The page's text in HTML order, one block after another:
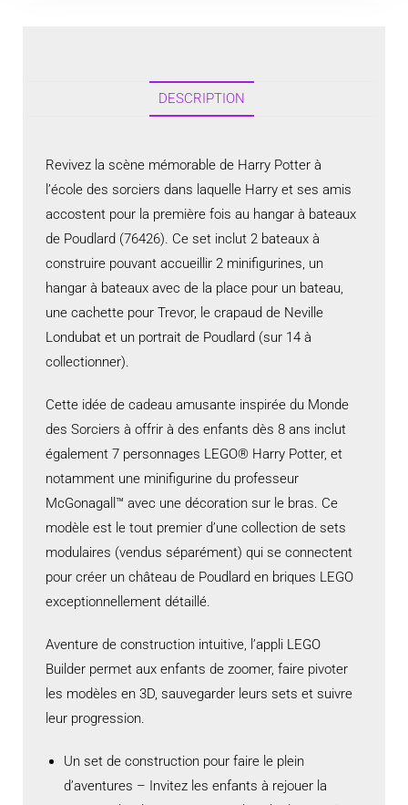
DESCRIPTION
Revivez la scène mémorable de Harry Potter à
l’école des sorciers dans laquelle Harry et ses amis
accostent pour la première fois au hangar à bateaux
de Poudlard (76426). Ce set inclut 2 bateaux à
construire pouvant accueillir 2 minifigurines, un
hangar à bateaux avec de la place pour un bateau,
une cachette pour Trevor, le crapaud de Neville
Londubat et un portrait de Poudlard (sur 14 à
collectionner).
Cette idée de cadeau amusante inspirée du Monde
des Sorciers à offrir à des enfants dès 8 ans inclut
également 7 personnages LEGO® Harry Potter, et
notamment une minifigurine du professeur
McGonagall™ avec une décoration sur le bras. Ce
modèle est le tout premier d’une collection de sets
modulaires (vendus séparément) qui se connectent
pour créer un château de Poudlard en briques LEGO
exceptionnellement détaillé.
Aventure de construction intuitive, l’appli LEGO
Builder permet aux enfants de zoomer, faire pivoter
les modèles en 3D, sauvegarder leurs sets et suivre
leur progression.
Un set de construction pour faire le plein
d’aventures – Invitez les enfants à rejouer la